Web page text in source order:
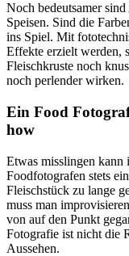
Noch bedeutsamer
Speisen. Sind die
ins Spiel. Mit
Effekte erzielt werden,
Fleischkruste noch
noch perlender wirken.
Ein Food
how
Etwas misslingen
Foodfotografen stets
Fleischstück zu lange
muss man
von auf den Punkt
Fotografie ist nicht die
Aussehen.